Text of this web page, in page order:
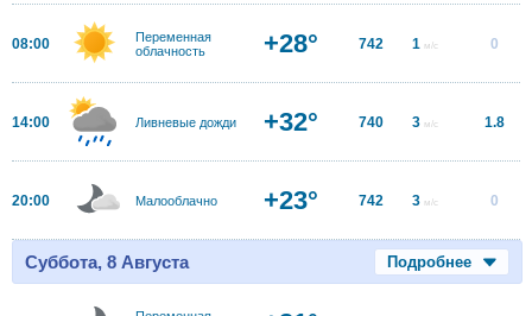
08:00
Переменная
облачность
+28° 742 1 м/с 0
14:00 Ливневые дожди +32° 740 3 м/с 1.8
20:00 Малооблачно +23° 742 3 м/с 0
Суббота, 8 Августа Подробнее